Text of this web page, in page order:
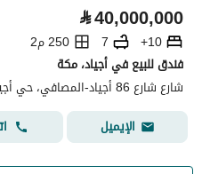
⃁40,000,000
10+
7
250 م2
فندق للبيع في أجياد، مكة
شارع شارع 86 أجياد-المصافي، حي أجياد، مكة
الإيميل